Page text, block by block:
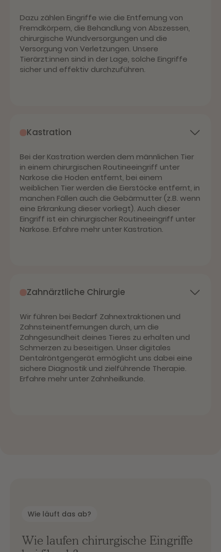
Dazu zählen Eingriffe wie die Entfernung von
Fremdkörpern, die Behandlung von Abszessen,
chirurgische Wundversorgungen und die
Versorgung von Verletzungen. Unsere
Tierärzt:innen sind in der Lage, solche Eingriffe
sicher und effektiv durchzuführen.
Kastration
Bei der Kastration werden dem männlichen Tier
in einem chirurgischen Routineeingriff unter
Narkose die Hoden entfernt, bei einem
weiblichen Tier werden die Eierstöcke entfernt, in
manchen Fällen auch die Gebärmutter (z.B. wenn
eine Erkrankung dieser vorliegt). Auch dieser
Eingriff ist ein chirurgischer Routineeingriff unter
Narkose. Erfahre mehr unter Kastration.
Zahnärztliche Chirurgie
Wir führen bei Bedarf Zahnextraktionen und
Zahnsteinentfernungen durch, um die
Zahngesundheit deines Tieres zu erhalten und
Schmerzen zu beseitigen. Unser digitales
Dentalröntgengerät ermöglicht uns dabei eine
sichere Diagnostik und zielführende Therapie.
Erfahre mehr unter Zahnheilkunde.
Wie läuft das ab?
Wie laufen chirurgische Eingriffe